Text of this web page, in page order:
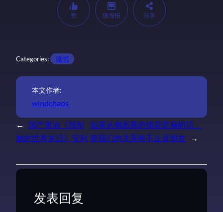
赞 微海报 分享
Categories: 读书
本文作者:
windchaos
←
国产黄油《我和
她的世界末日》安利
如果从侧面看的烟花是扁的话，
那我们的关系将不止是朋友
→
发表回复